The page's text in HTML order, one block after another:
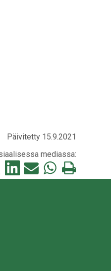
Päivitetty 15.9.2021
mediassa:
Jaa
tämä
Jaa
tämä
Jaa
tämä
Tulosta
tämä